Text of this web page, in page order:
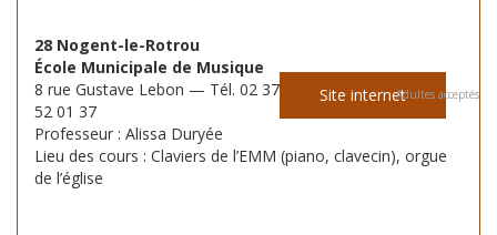
Site internet
28 Nogent-le-Rotrou
École Municipale de Musique
8 rue Gustave Lebon — Tél. 02 37
52 01 37
Professeur : Alissa Duryée
Lieu des cours : Claviers de l’EMM (piano, clavecin), orgue
de l’église
Adultes acceptés